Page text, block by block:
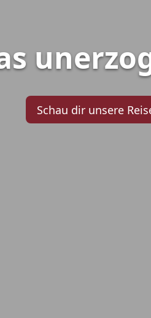
Schau dir unsere